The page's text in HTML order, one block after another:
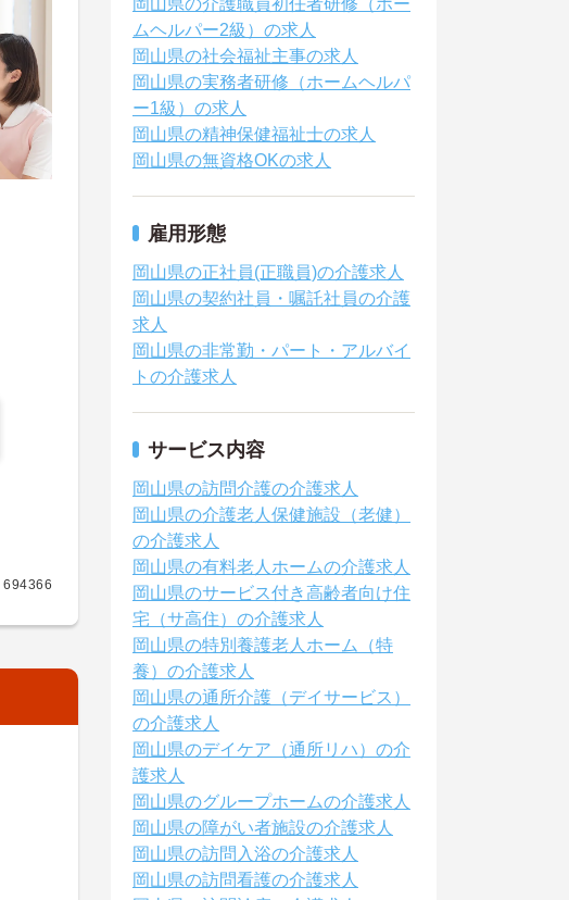
694366
岡山県の介護職員初任者研修（ホー
ムヘルパー2級）の求人
岡山県の社会福祉主事の求人
岡山県の実務者研修（ホームヘルパ
ー1級）の求人
岡山県の精神保健福祉士の求人
岡山県の無資格OKの求人
雇用形態
岡山県の正社員(正職員)の介護求人
岡山県の契約社員・嘱託社員の介護
求人
岡山県の非常勤・パート・アルバイ
トの介護求人
サービス内容
岡山県の訪問介護の介護求人
岡山県の介護老人保健施設（老健）
の介護求人
岡山県の有料老人ホームの介護求人
岡山県のサービス付き高齢者向け住
宅（サ高住）の介護求人
岡山県の特別養護老人ホーム（特
養）の介護求人
岡山県の通所介護（デイサービス）
の介護求人
岡山県のデイケア（通所リハ）の介
護求人
岡山県のグループホームの介護求人
岡山県の障がい者施設の介護求人
岡山県の訪問入浴の介護求人
岡山県の訪問看護の介護求人